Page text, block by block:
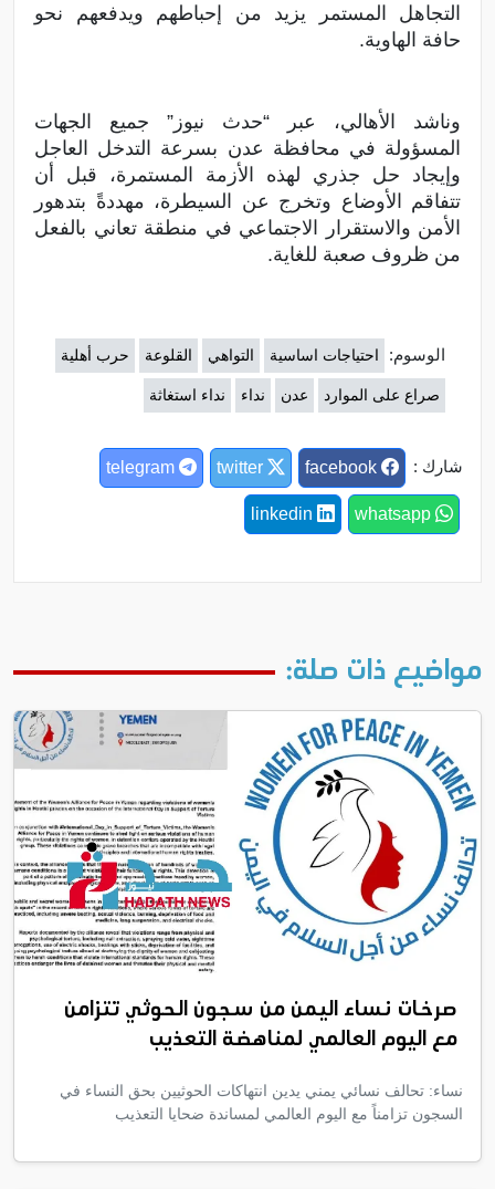
التجاهل المستمر يزيد من إحباطهم ويدفعهم نحو
حافة الهاوية.
وناشد الأهالي، عبر “حدث نيوز” جميع الجهات
المسؤولة في محافظة عدن بسرعة التدخل العاجل
وإيجاد حل جذري لهذه الأزمة المستمرة، قبل أن
تتفاقم الأوضاع وتخرج عن السيطرة، مهددةً بتدهور
الأمن والاستقرار الاجتماعي في منطقة تعاني بالفعل
من ظروف صعبة للغاية.
الوسوم: احتياجات اساسية التواهي القلوعة حرب أهلية
صراع على الموارد عدن نداء نداء استغاثة
شارك :
مواضيع ذات صلة:
صرخات نساء اليمن من سجون الحوثي تتزامن
مع اليوم العالمي لمناهضة التعذيب
نساء: تحالف نسائي يمني يدين انتهاكات الحوثيين بحق النساء في
السجون تزامناً مع اليوم العالمي لمساندة ضحايا التعذيب